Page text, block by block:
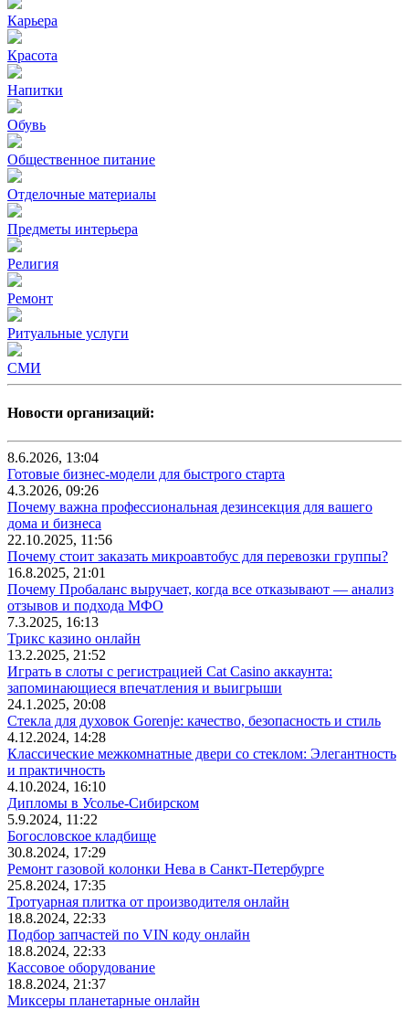
Карьера
Красота
Напитки
Обувь
Общественное питание
Отделочные материалы
Предметы интерьера
Религия
Ремонт
Ритуальные услуги
СМИ
Новости организаций:
8.6.2026, 13:04
Готовые бизнес-модели для быстрого старта
4.3.2026, 09:26
Почему важна профессиональная дезинсекция для вашего
дома и бизнеса
22.10.2025, 11:56
Почему стоит заказать микроавтобус для перевозки группы?
16.8.2025, 21:01
Почему Пробаланс выручает, когда все отказывают — анализ
отзывов и подхода МФО
7.3.2025, 16:13
Трикс казино онлайн
13.2.2025, 21:52
Играть в слоты с регистрацией Cat Casino аккаунта:
запоминающиеся впечатления и выигрыши
24.1.2025, 20:08
Стекла для духовок Gorenje: качество, безопасность и стиль
4.12.2024, 14:28
Классические межкомнатные двери со стеклом: Элегантность
и практичность
4.10.2024, 16:10
Дипломы в Усолье-Сибирском
5.9.2024, 11:22
Богословское кладбище
30.8.2024, 17:29
Ремонт газовой колонки Нева в Санкт-Петербурге
25.8.2024, 17:35
Тротуарная плитка от производителя онлайн
18.8.2024, 22:33
Подбор запчастей по VIN коду онлайн
18.8.2024, 22:33
Кассовое оборудование
18.8.2024, 21:37
Миксеры планетарные онлайн